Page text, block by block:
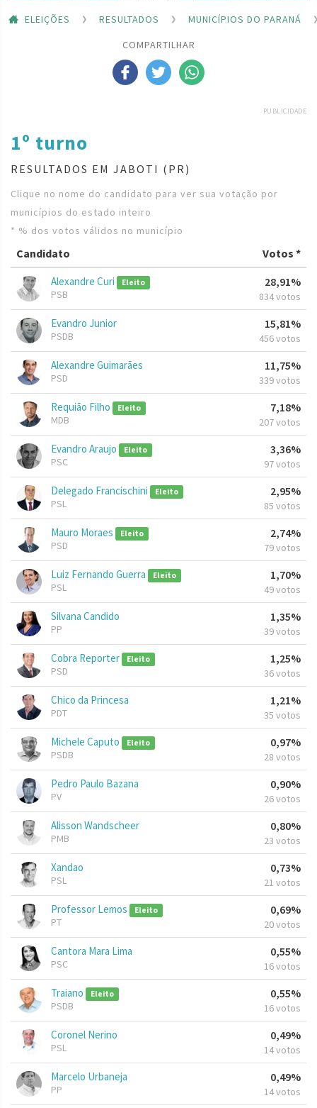
ELEIÇÕES RESULTADOS
MUNICÍPIOS DO PARANÁ
COMPARTILHAR
PUBLICIDADE
1º turno
RESULTADOS EM JABOTI (PR)
Clique no nome do candidato para ver sua votação por
municípios do estado inteiro
* % dos votos válidos no município
Candidato Votos *
Alexandre Curi Eleito
PSB
28,91%
834 votos
Evandro Junior
PSDB
15,81%
456 votos
Alexandre Guimarães
PSD
11,75%
339 votos
Requião Filho Eleito
MDB
7,18%
207 votos
Evandro Araujo Eleito
PSC
3,36%
97 votos
Delegado Francischini Eleito
PSL
2,95%
85 votos
Mauro Moraes Eleito
PSD
2,74%
79 votos
Luiz Fernando Guerra Eleito
PSL
1,70%
49 votos
Silvana Candido
PP
1,35%
39 votos
Cobra Reporter Eleito
PSD
1,25%
36 votos
Chico da Princesa
PDT
1,21%
35 votos
Michele Caputo Eleito
PSDB
0,97%
28 votos
Pedro Paulo Bazana
PV
0,90%
26 votos
Alisson Wandscheer
PMB
0,80%
23 votos
Xandao
PSL
0,73%
21 votos
Professor Lemos Eleito
PT
0,69%
20 votos
Cantora Mara Lima
PSC
0,55%
16 votos
Traiano Eleito
PSDB
0,55%
16 votos
Coronel Nerino
PSL
0,49%
14 votos
Marcelo Urbaneja
PP
0,49%
14 votos